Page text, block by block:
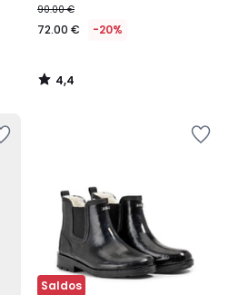
90.00 €
72.00 € -20%
4,4
/
Saldos